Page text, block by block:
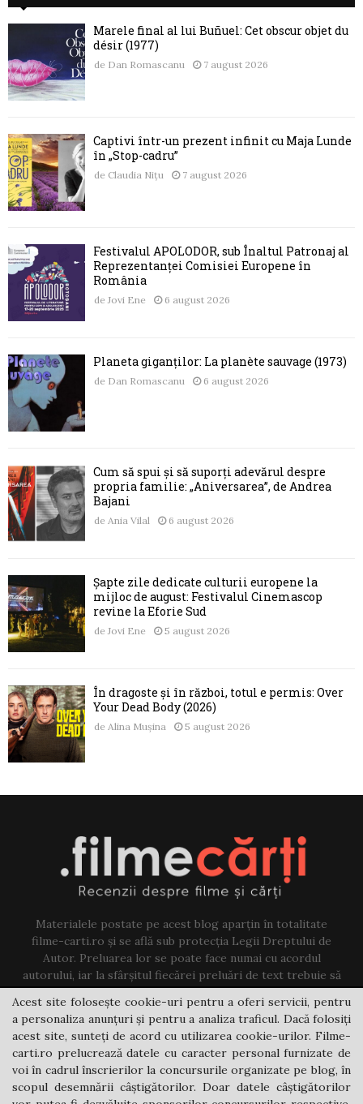
Marele final al lui Buñuel: Cet obscur objet du
désir (1977)
de Dan Romascanu 7 august 2026
Captivi într-un prezent infinit cu Maja Lunde
în „Stop-cadru”
de Claudia Nițu 7 august 2026
Festivalul APOLODOR, sub Înaltul Patronaj al
Reprezentanței Comisiei Europene în
România
de Jovi Ene 6 august 2026
Planeta giganților: La planète sauvage (1973)
de Dan Romascanu 6 august 2026
Cum să spui și să suporți adevărul despre
propria familie: „Aniversarea”, de Andrea
Bajani
de Ania Vilal 6 august 2026
Șapte zile dedicate culturii europene la
mijloc de august: Festivalul Cinemascop
revine la Eforie Sud
de Jovi Ene 5 august 2026
În dragoste și în război, totul e permis: Over
Your Dead Body (2026)
de Alina Mușina 5 august 2026
Materialele postate pe acest blog aparțin în totalitate
filme-carti.ro și se află sub protecția Legii Dreptului de
Autor. Preluarea lor se poate face numai cu acordul
autorului, iar la sfârșitul fiecărei preluări de text trebuie să
existe un link către acest blog.
Contact us:jovi@filme-carti.ro
Acest site folosește cookie-uri pentru a oferi servicii, pentru
a personaliza anunțuri și pentru a analiza traficul. Dacă folosiți
acest site, sunteți de acord cu utilizarea cookie-urilor. Filme-
carti.ro prelucrează datele cu caracter personal furnizate de
voi în cadrul înscrierilor la concursurile organizate pe blog, în
scopul desemnării câștigătorilor. Doar datele câștigătorilor